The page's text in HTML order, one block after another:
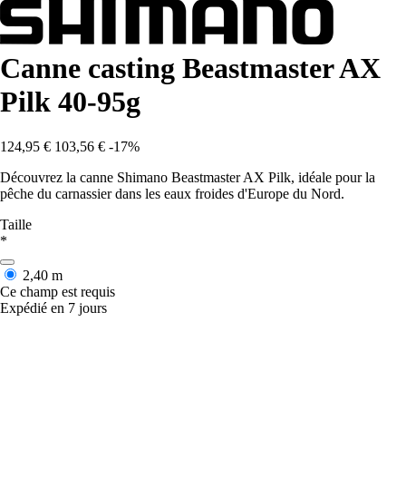
Canne casting Beastmaster AX
Pilk 40-95g
124,95 € 103,56 € -17%
Découvrez la canne Shimano Beastmaster AX Pilk, idéale pour la
pêche du carnassier dans les eaux froides d'Europe du Nord.
Taille
*
2,40 m
Ce champ est requis
Expédié en 7 jours